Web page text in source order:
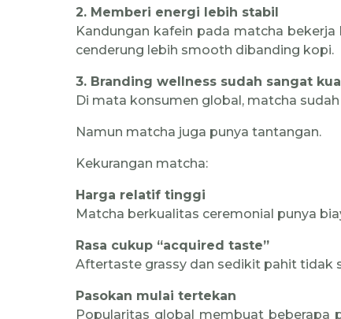
2. Memberi energi lebih stabil
Kandungan kafein pada matcha
cenderung lebih smooth dibanding kopi.
3. Branding wellness sudah sangat
Di mata konsumen global, matcha
Namun matcha juga punya tantangan.
Kekurangan matcha:
Harga relatif tinggi
Matcha berkualitas ceremonial punya
Rasa cukup “acquired taste”
Aftertaste grassy dan sedikit pahit tidak
Pasokan mulai tertekan
Popularitas global membuat beberapa